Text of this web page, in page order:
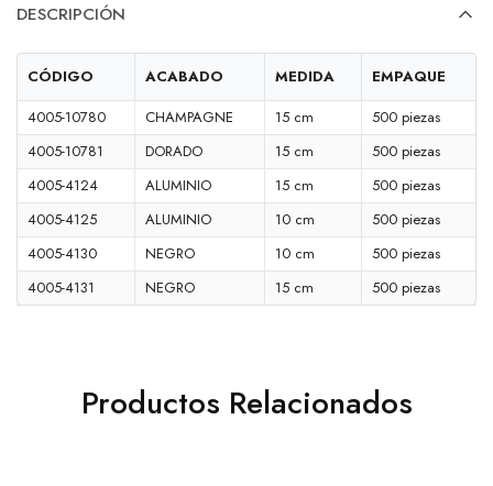
DESCRIPCIÓN
CÓDIGO ACABADO MEDIDA
EMPAQUE
4005-10780
CHAMPAGNE 15 cm
500 piezas
4005-10781
DORADO 15 cm
500 piezas
4005-4124
ALUMINIO 15 cm
500 piezas
4005-4125
ALUMINIO 10 cm
500 piezas
4005-4130
NEGRO 10 cm
500 piezas
4005-4131
NEGRO 15 cm 500 piezas
Productos Relacionados